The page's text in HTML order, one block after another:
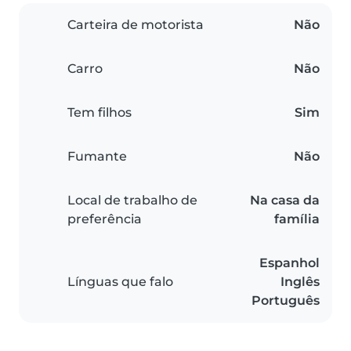
Carteira de motorista Não
Carro Não
Tem filhos Sim
Fumante Não
Local de trabalho de
preferência
Na casa da
família
Línguas que falo
Espanhol
Inglês
Português